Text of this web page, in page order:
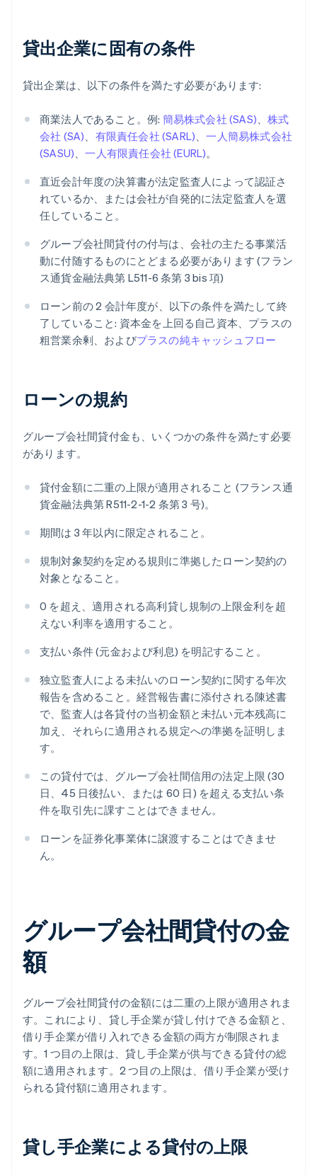
貸出企業に固有の条件
貸出企業は、以下の条件を満たす必要があります:
商業法人であること。例: 簡易株式会社 (SAS)、株式
会社 (SA)、 有限責任会社 (SARL)、一人簡易株式会社
(SASU)、一人有限責任会社 (EURL)。
直近会計年度の決算書が法定監査人によって認証さ
れているか、または会社が自発的に法定監査人を選
任していること。
グループ会社間貸付の付与は、会社の主たる事業活
動に付随するものにとどまる必要があります (フラン
ス通貨金融法典第 L511-6 条第 3 bis 項)
ローン前の 2 会計年度が、以下の条件を満たして終
了していること: 資本金を上回る自己資本、プラスの
粗営業余剰、およびプラスの純キャッシュフロー
ローンの規約
グループ会社間貸付金も、いくつかの条件を満たす必要
があります。
貸付金額に二重の上限が適用されること (フランス通
貨金融法典第 R511-2-1-2 条第 3 号)。
期間は 3 年以内に限定されること。
規制対象契約を定める規則に準拠したローン契約の
対象となること。
0 を超え、適用される高利貸し規制の上限金利を超
えない利率を適用すること。
支払い条件 (元金および利息) を明記すること。
独立監査人による未払いのローン契約に関する年次
報告を含めること。経営報告書に添付される陳述書
で、監査人は各貸付の当初金額と未払い元本残高に
加え、それらに適用される規定への準拠を証明しま
す。
この貸付では、グループ会社間信用の法定上限 (30
日、45 日後払い、または 60 日) を超える支払い条
件を取引先に課すことはできません。
ローンを証券化事業体に譲渡することはできませ
ん。
グループ会社間貸付の金
額
グループ会社間貸付の金額には二重の上限が適用されま
す。これにより、貸し手企業が貸し付けできる金額と、
借り手企業が借り入れできる金額の両方が制限されま
す。1 つ目の上限は、貸し手企業が供与できる貸付の総
額に適用されます。2 つ目の上限は、借り手企業が受け
られる貸付額に適用されます。
貸し手企業による貸付の上限